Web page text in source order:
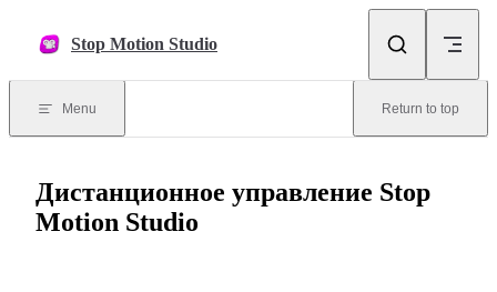
Stop Motion Studio
Menu Return to top
Дистанционное управление Stop
Motion Studio